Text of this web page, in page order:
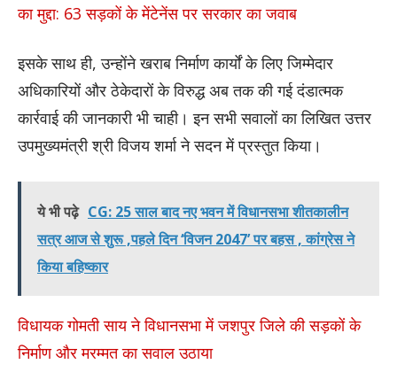
का मुद्दा: 63 सड़कों के मेंटेनेंस पर सरकार का जवाब
​इसके साथ ही, उन्होंने खराब निर्माण कार्यों के लिए जिम्मेदार
अधिकारियों और ठेकेदारों के विरुद्ध अब तक की गई दंडात्मक
कार्रवाई की जानकारी भी चाही। इन सभी सवालों का लिखित उत्तर
उपमुख्यमंत्री श्री विजय शर्मा ने सदन में प्रस्तुत किया।
ये भी पढ़े CG: 25 साल बाद नए भवन में विधानसभा शीतकालीन
सत्र आज से शुरू ,पहले दिन ‘विजन 2047’ पर बहस , कांग्रेस ने
किया बहिष्कार
विधायक गोमती साय ने विधानसभा में जशपुर जिले की सड़कों के
निर्माण और मरम्मत का सवाल उठाया